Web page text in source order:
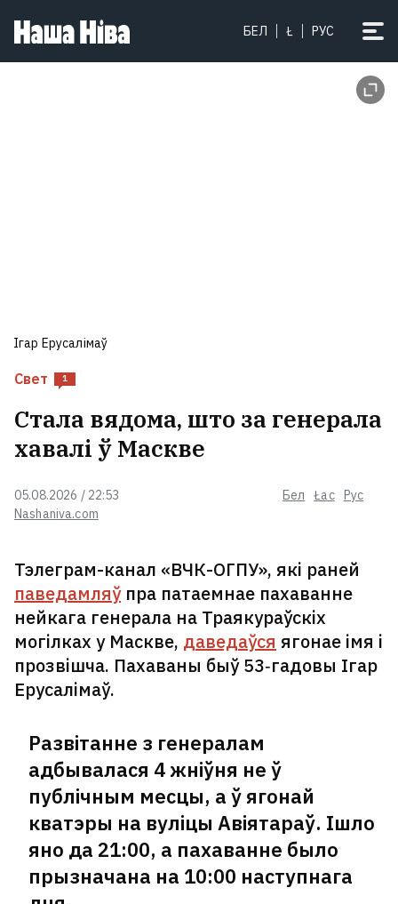
БЕЛ Ł РУС
Свет 1
Nashaniva.com
05.08.2026 / 22:53 Бел Łac Рус
Стала вядома, што за генерала
хавалі ў Маскве
Тэлеграм-канал «ВЧК-ОГПУ», які раней
паведамляўпра патаемнае пахаванне
нейкага генерала на Траякураўскіх
могілках у Маскве, даведаўся ягонае імя і
прозвішча. Пахаваны быў 53‑гадовы Ігар
Ерусалімаў.
Ігар Ерусалімаў
Развітанне з генералам
адбывалася 4 жніўня не ў
публічным месцы, а ў ягонай
кватэры на вуліцы Авіятараў. Ішло
яно да 21:00, а пахаванне было
прызначана на 10:00 наступнага